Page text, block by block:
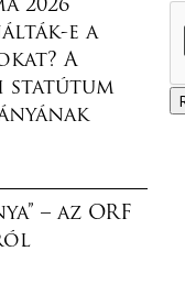
2026
e a
A
statútum
– az ORF